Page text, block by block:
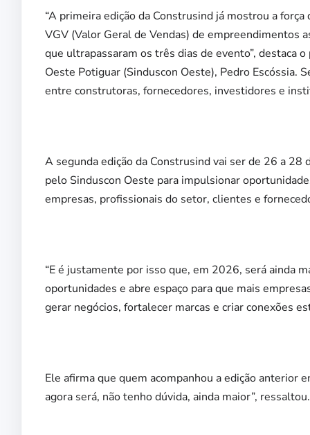
“A primeira edição da Construsind já mostrou a
VGV (Valor Geral de Vendas) de empreendimentos
que ultrapassaram os três dias de evento”, destaca
Oeste Potiguar (Sinduscon Oeste), Pedro Escóssia.
entre construtoras, fornecedores, investidores e
A segunda edição da Construsind vai ser de 26 a
pelo Sinduscon Oeste para impulsionar
empresas, profissionais do setor, clientes e
“E é justamente por isso que, em 2026, será ainda
oportunidades e abre espaço para que mais
gerar negócios, fortalecer marcas e criar conexões
Ele afirma que quem acompanhou a edição anterior
agora será, não tenho dúvida, ainda maior”, ressaltou.